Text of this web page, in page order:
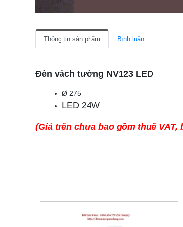
Thông tin sản phẩm Bình luận
Đèn vách tường NV123 LED
Ø 275
LED 24W
(Giá trên chưa bao gồm thuế VAT,